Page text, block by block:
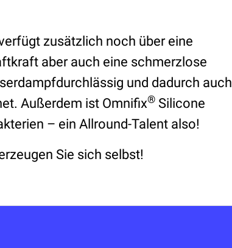
zusätzlich noch über eine
aber auch eine schmerzlose
und dadurch auch
Außerdem ist Omnifix® Silicone
– ein Allround-Talent also!
Sie sich selbst!